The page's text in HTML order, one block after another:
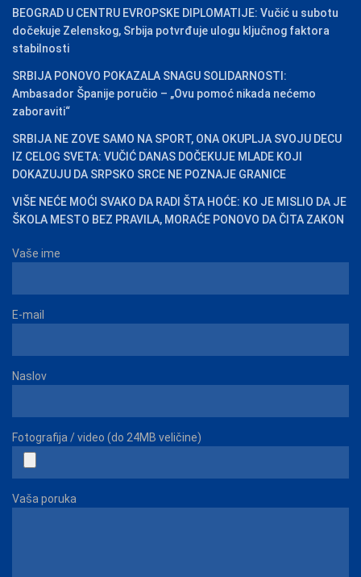
BEOGRAD U CENTRU EVROPSKE DIPLOMATIJE: Vučić u subotu
dočekuje Zelenskog, Srbija potvrđuje ulogu ključnog faktora
stabilnosti
SRBIJA PONOVO POKAZALA SNAGU SOLIDARNOSTI:
Ambasador Španije poručio – „Ovu pomoć nikada nećemo
zaboraviti“
SRBIJA NE ZOVE SAMO NA SPORT, ONA OKUPLJA SVOJU DECU
IZ CELOG SVETA: VUČIĆ DANAS DOČEKUJE MLADE KOJI
DOKAZUJU DA SRPSKO SRCE NE POZNAJE GRANICE
VIŠE NEĆE MOĆI SVAKO DA RADI ŠTA HOĆE: KO JE MISLIO DA JE
ŠKOLA MESTO BEZ PRAVILA, MORAĆE PONOVO DA ČITA ZAKON
Vaše ime
E-mail
Naslov
Fotografija / video (do 24MB veličine)
Vaša poruka